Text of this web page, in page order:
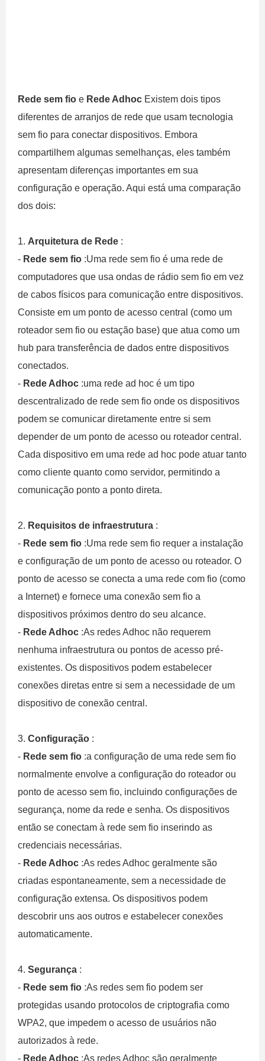
Rede sem fio e Rede Adhoc Existem dois tipos
diferentes de arranjos de rede que usam tecnologia
sem fio para conectar dispositivos. Embora
compartilhem algumas semelhanças, eles também
apresentam diferenças importantes em sua
configuração e operação. Aqui está uma comparação
dos dois:
1. Arquitetura de Rede :
- Rede sem fio :Uma rede sem fio é uma rede de
computadores que usa ondas de rádio sem fio em vez
de cabos físicos para comunicação entre dispositivos.
Consiste em um ponto de acesso central (como um
roteador sem fio ou estação base) que atua como um
hub para transferência de dados entre dispositivos
conectados.
- Rede Adhoc :uma rede ad hoc é um tipo
descentralizado de rede sem fio onde os dispositivos
podem se comunicar diretamente entre si sem
depender de um ponto de acesso ou roteador central.
Cada dispositivo em uma rede ad hoc pode atuar tanto
como cliente quanto como servidor, permitindo a
comunicação ponto a ponto direta.
2. Requisitos de infraestrutura :
- Rede sem fio :Uma rede sem fio requer a instalação
e configuração de um ponto de acesso ou roteador. O
ponto de acesso se conecta a uma rede com fio (como
a Internet) e fornece uma conexão sem fio a
dispositivos próximos dentro do seu alcance.
- Rede Adhoc :As redes Adhoc não requerem
nenhuma infraestrutura ou pontos de acesso pré-
existentes. Os dispositivos podem estabelecer
conexões diretas entre si sem a necessidade de um
dispositivo de conexão central.
3. Configuração :
- Rede sem fio :a configuração de uma rede sem fio
normalmente envolve a configuração do roteador ou
ponto de acesso sem fio, incluindo configurações de
segurança, nome da rede e senha. Os dispositivos
então se conectam à rede sem fio inserindo as
credenciais necessárias.
- Rede Adhoc :As redes Adhoc geralmente são
criadas espontaneamente, sem a necessidade de
configuração extensa. Os dispositivos podem
descobrir uns aos outros e estabelecer conexões
automaticamente.
4. Segurança :
- Rede sem fio :As redes sem fio podem ser
protegidas usando protocolos de criptografia como
WPA2, que impedem o acesso de usuários não
autorizados à rede.
- Rede Adhoc :As redes Adhoc são geralmente